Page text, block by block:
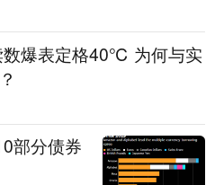
数爆表定格40℃ 为何与实
部分债券